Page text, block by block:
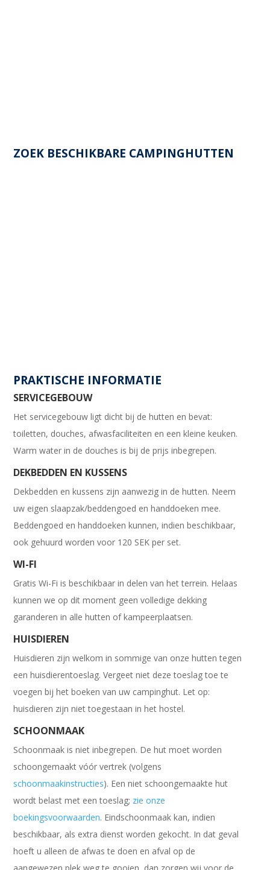
ZOEK BESCHIKBARE CAMPINGHUTTEN
PRAKTISCHE INFORMATIE
SERVICEGEBOUW
Het servicegebouw ligt dicht bij de hutten en bevat:
toiletten, douches, afwasfaciliteiten en een kleine keuken.
Warm water in de douches is bij de prijs inbegrepen.
DEKBEDDEN EN KUSSENS
Dekbedden en kussens zijn aanwezig in de hutten. Neem
uw eigen slaapzak/beddengoed en handdoeken mee.
Beddengoed en handdoeken kunnen, indien beschikbaar,
ook gehuurd worden voor 120 SEK per set.
WI-FI
Gratis Wi-Fi is beschikbaar in delen van het terrein. Helaas
kunnen we op dit moment geen volledige dekking
garanderen in alle hutten of kampeerplaatsen.
HUISDIEREN
Huisdieren zijn welkom in sommige van onze hutten tegen
een huisdierentoeslag. Vergeet niet deze toeslag toe te
voegen bij het boeken van uw campinghut. Let op:
huisdieren zijn niet toegestaan in het hostel.
SCHOONMAAK
Schoonmaak is niet inbegrepen. De hut moet worden
schoongemaakt vóór vertrek (volgens
schoonmaakinstructies). Een niet schoongemaakte hut
wordt belast met een toeslag; zie onze
boekingsvoorwaarden. Eindschoonmaak kan, indien
beschikbaar, als extra dienst worden gekocht. In dat geval
hoeft u alleen de afwas te doen en afval op de